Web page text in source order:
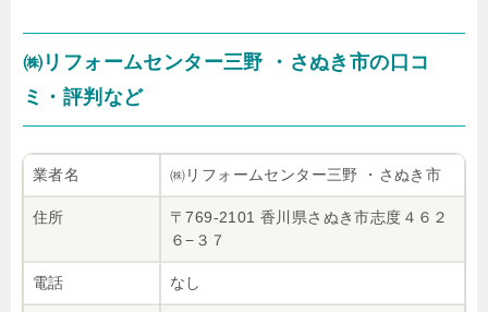
㈱リフォームセンター三野 ・さぬき市の口コ
ミ・評判など
業者名 ㈱リフォームセンター三野 ・さぬき市
住所
〒769-2101 香川県さぬき市志度４６２
６−３７
電話 なし